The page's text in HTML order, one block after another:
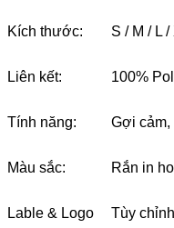
Kích thước: S / M / L /
Liên kết: 100%
Tính năng: Gợi cảm,
Màu sắc: Rắn in
Lable & Logo Tùy